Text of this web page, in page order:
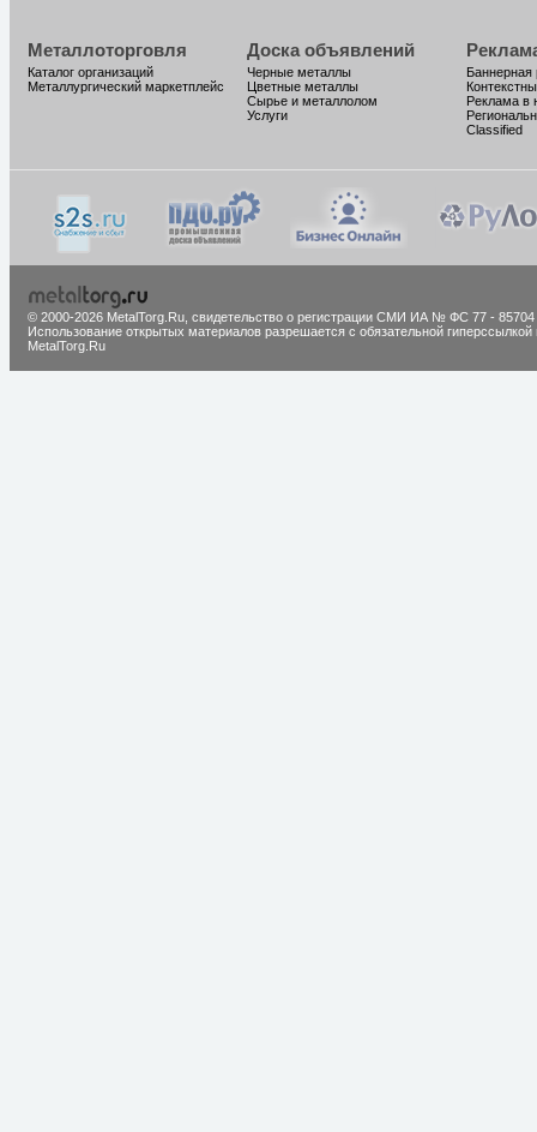
Металлоторговля
Каталог организаций
Металлургический маркетплейс
Доска объявлений
Черные металлы
Цветные металлы
Сырье и металлолом
Услуги
Баннерная
Реклама в
Classified
© 2000-2026 MetalTorg.Ru, cвидетельство о регистрации СМИ ИА № ФС 77 - 85704
Использование открытых материалов разрешается с обязательной гиперссылкой
MetalTorg.Ru